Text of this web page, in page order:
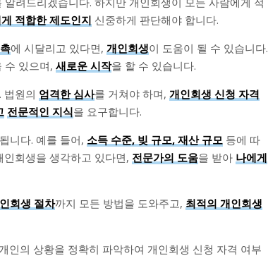
적합한 제도인지 신중하게 판단해야 합니다.
에 시달리고 있다면, 개인회생이 도움이 될 수 있습니다.
수 있으며, 새로운 시작을 할 수 있습니다.
법원의 엄격한 심사를 거쳐야 하며, 개인회생 신청 자격
전문적인 지식을 요구합니다.
니다. 예를 들어, 소득 수준, 빚 규모, 재산 규모 등에 따
회생을 생각하고 있다면, 전문가의 도움을 받아 나에게
회생 절차까지 모든 방법을 도와주고, 최적의 개인회생
인의 상황을 정확히 파악하여 개인회생 신청 자격 여부